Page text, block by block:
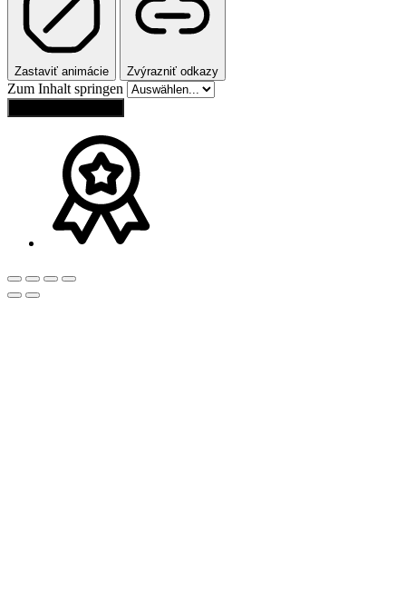
Zastaviť animácie Zvýrazniť odkazy
Zum Inhalt springen